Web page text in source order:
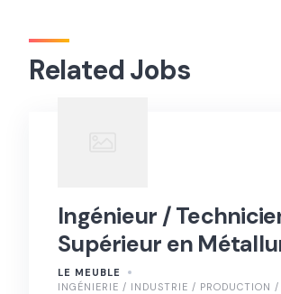
Related Jobs
Ingénieur /
Supérieur en
LE MEUBLE
INGÉNIERIE / INDUSTRIE / PRODUCTION